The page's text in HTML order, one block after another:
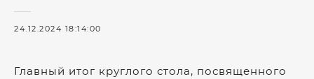
24.12.2024 18:14:00
Главный итог круглого стола, посвященного